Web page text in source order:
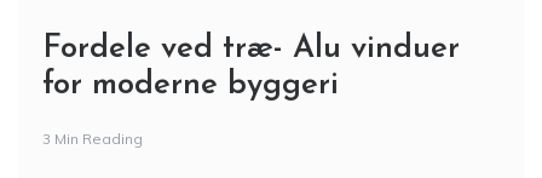
Fordele ved træ- Alu vinduer
for moderne byggeri
3 Min Reading